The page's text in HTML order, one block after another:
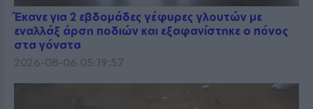
Έκανε για 2 εβδομάδες γέφυρες γλουτών με
εναλλάξ άρση ποδιών και εξαφανίστηκε ο πόνος
στα γόνατα
2026-08-06 05:19:57